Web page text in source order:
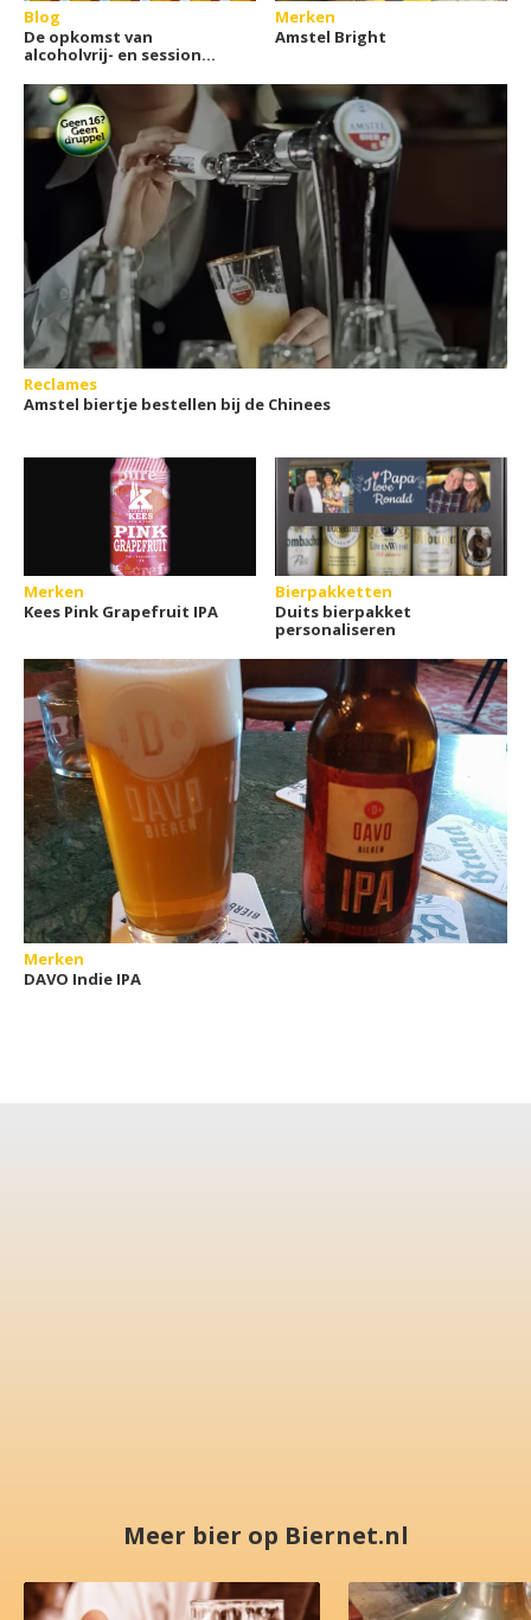
Blog
De opkomst van
alcoholvrij- en session
Merken
Amstel Bright
Reclames
Amstel biertje bestellen bij de Chinees
Merken
Kees Pink Grapefruit IPA
Bierpakketten
Duits bierpakket
personaliseren
Merken
DAVO Indie IPA
Meer bier op Biernet.nl